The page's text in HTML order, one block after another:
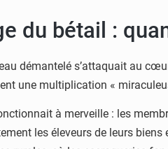
du bétail :
démantelé s’attaquait au
une multiplication «
à merveille : les
les éleveurs de leurs